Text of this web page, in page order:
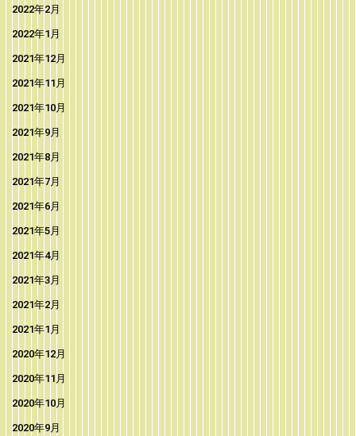
2022年2月
2022年1月
2021年12月
2021年11月
2021年10月
2021年9月
2021年8月
2021年7月
2021年6月
2021年5月
2021年4月
2021年3月
2021年2月
2021年1月
2020年12月
2020年11月
2020年10月
2020年9月